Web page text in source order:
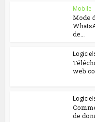
Mobile
Mode
de...
web
de